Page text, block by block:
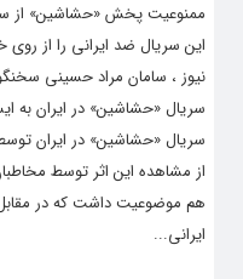
ممنوعیت پخش «حشاشین» از
این سریال ضد ایرانی را از
نیوز ، سامان مراد حسینی
سریال «حشاشین» در ایران به
سریال «حشاشین» در ایران
از مشاهده این اثر توسط
هم موضوعیت داشت که در مقابل
ایرانی...